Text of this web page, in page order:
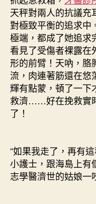
天秤對兩人的抗議充
對極致平衡的追求中
極端，都成了她追求
看見了受傷者裸露在
形的前臂！天吶，胳
流，肉連著筋還在悠
輝有點蒙，頓了一下
救濟……好在挽救實
了！
“如果我走了，再有
小護士，跟海島上有
志學醫濟世的姑娘一